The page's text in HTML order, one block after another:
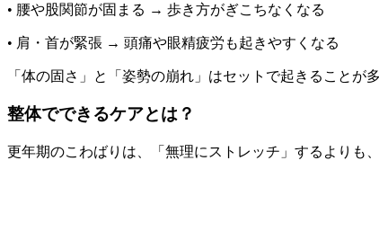
• 腰や股関節が固まる → 歩き方がぎこちなくなる
• 肩・首が緊張 → 頭痛や眼精疲労も起きやすくなる
「体の固さ」と「姿勢の崩れ」はセットで起きることが
整体でできるケアとは？
更年期のこわばりは、「無理にストレッチ」するよりも